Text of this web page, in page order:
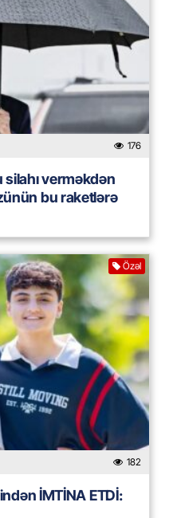
176
verməkdən
bu raketlərə
Özəl
182
İMTİNA ETDİ: